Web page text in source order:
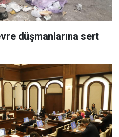
düşmanlarına sert